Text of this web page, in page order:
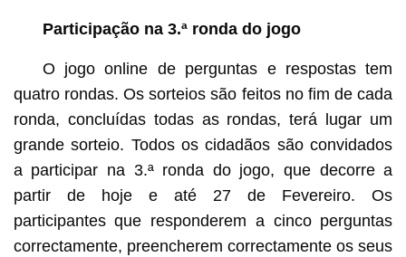
Participação na 3.ª ronda do jogo
O jogo online de perguntas e respostas tem
quatro rondas. Os sorteios são feitos no fim de cada
ronda, concluídas todas as rondas, terá lugar um
grande sorteio. Todos os cidadãos são convidados
a participar na 3.ª ronda do jogo, que decorre a
partir de hoje e até 27 de Fevereiro. Os
participantes que responderem a cinco perguntas
correctamente, preencherem correctamente os seus